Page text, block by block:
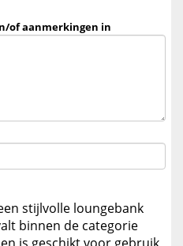
of aanmerkingen in
stijlvolle loungebank
binnen de categorie